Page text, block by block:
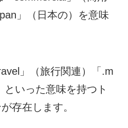
」（日本の）を意味
」（旅行関連）「.m
いった意味を持つト
存在します。